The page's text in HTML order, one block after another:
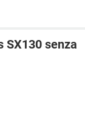
SX130 senza